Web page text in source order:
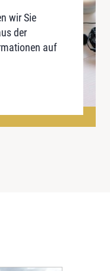
wir Sie
der
auf